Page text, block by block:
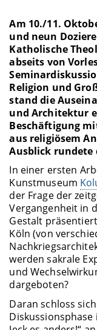
Am 10./11.
und neun
Katholische
abseits von
Religion und
stand die
und Architektur
Beschäftigung
aus religiösem
Ausblick rundete
In einer ersten
Kunstmuseum
der Frage der
Vergangenheit in
Gestalt
Köln (von
werden sakrale
und
dargeboten?
Daran schloss